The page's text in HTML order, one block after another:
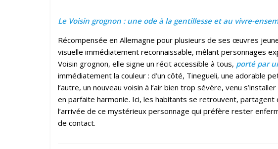
Le Voisin grognon : une ode à la gentillesse et au vivre-
Récompensée en Allemagne pour plusieurs de ses œuvres
visuelle immédiatement reconnaissable, mêlant personnages
Voisin grognon, elle signe un récit accessible à tous, porté par
immédiatement la couleur : d’un côté, Tinegueli, une adorable
l’autre, un nouveau voisin à l’air bien trop sévère, venu
en parfaite harmonie. Ici, les habitants se retrouvent, partagent
l’arrivée de ce mystérieux personnage qui préfère rester
de contact.